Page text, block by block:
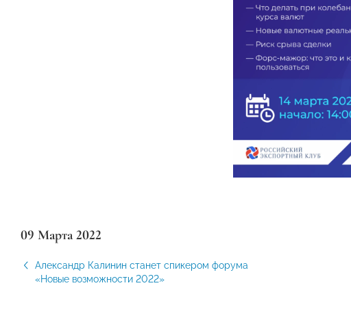
09 Марта 2022
Александр Калинин станет спикером форума
«Новые возможности 2022»